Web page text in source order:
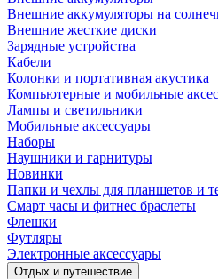
Внешние аккумуляторы на
Внешние жесткие диски
Зарядные устройства
Кабели
Колонки и портативная акустика
Компьютерные и мобильные
Лампы и светильники
Мобильные аксессуары
Наборы
Наушники и гарнитуры
Новинки
Папки и чехлы для планшетов и
Смарт часы и фитнес браслеты
Флешки
Футляры
Электронные аксессуары
Отдых и путешествие